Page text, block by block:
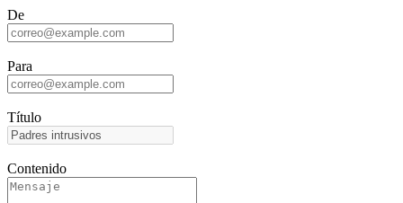
De
Para
Título
Contenido